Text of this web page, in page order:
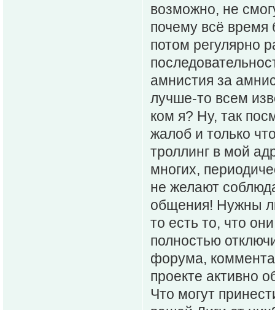
возможно, не
почему всё время
потом регулярно
амнистия за
лучше-то всем
ком я? Ну, так
жалоб и только
троллинг в мой
многих,
не желают
общения! Нужны
то есть то, что
полностью
форума,
проекте активно
Что могут